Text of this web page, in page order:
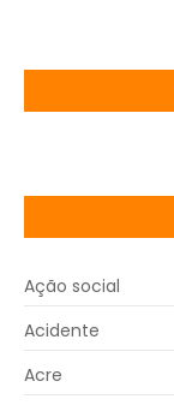
Ação social
Acidente
Acre